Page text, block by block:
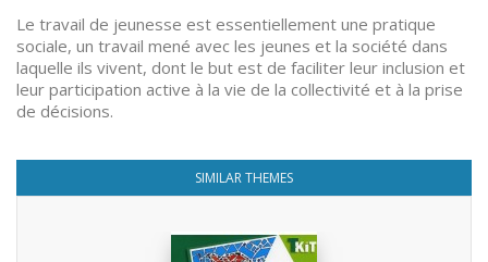
Le travail de jeunesse est essentiellement une pratique
sociale, un travail mené avec les jeunes et la société dans
laquelle ils vivent, dont le but est de faciliter leur inclusion et
leur participation active à la vie de la collectivité et à la prise
de décisions.
SIMILAR THEMES